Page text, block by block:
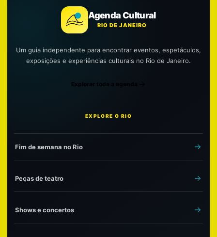
Agenda Cultural
RIO DE JANEIRO
Um guia independente para encontrar eventos, espetáculos,
exposições e experiências culturais no Rio de Janeiro.
Explorar toda a agenda
EXPLORE O RIO
Fim de semana no Rio
Peças de teatro
Shows e concertos